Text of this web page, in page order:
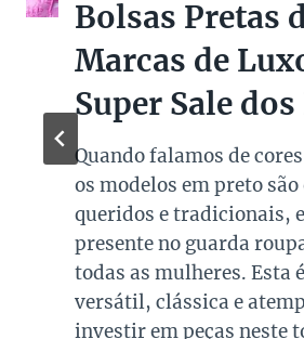
Bolsas Pretas
Marcas de
Super Sale dos
Quando falamos de
os modelos em preto são
queridos e tradicionais,
presente no guarda
todas as mulheres. Esta
versátil, clássica e
investir em peças neste